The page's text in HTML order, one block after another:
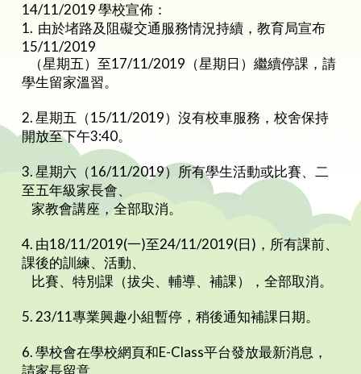
14/11/2019 學校宣佈：
1. 由於堵路及阻礙交通服務情況持續，教育局宣布
15/11/2019
（星期五）至17/11/2019（星期日）繼續停課，請
學生留家溫習。
2. 星期五（15/11/2019）沒有校車服務，校舍保持
開放至下午3:40。
3. 星期六（16/11/2019）所有學生活動或比賽、二
至五年級家長會、
家教會講座，全部取消。
4. 由18/11/2019(一)至24/11/2019(日)，所有課前、
課後的訓練、活動、
比賽、特別課（拔尖、輔導、補課），全部取消。
5. 23/11專業興趣小組暫停，稍後通知補課日期。
6. 學校會在學校網頁和E-Class平台發放最新消息，